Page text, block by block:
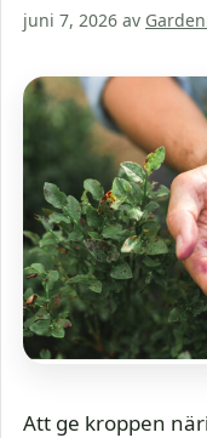
juni 7, 2026 av
Att ge kroppen